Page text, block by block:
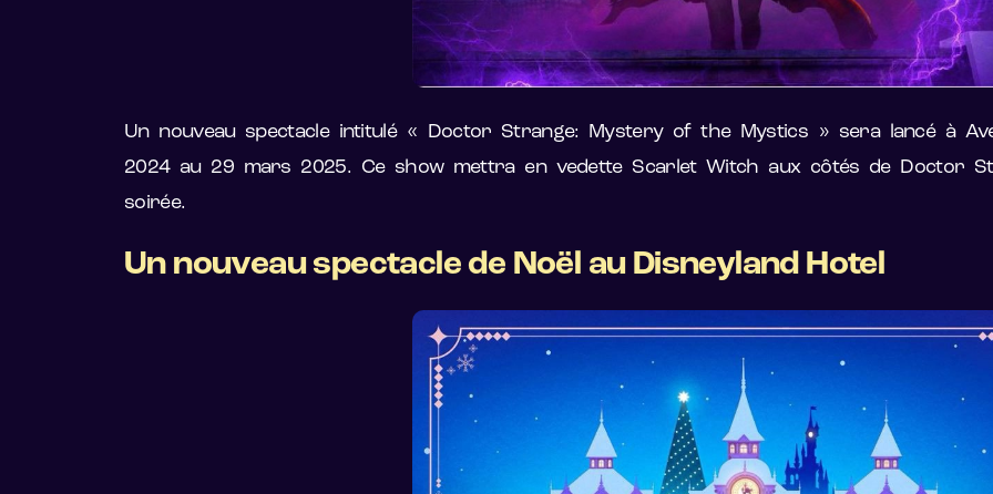
Un nouveau spectacle intitulé « Doctor Strange: Mystery of the Mystics » sera lancé à
2024 au 29 mars 2025. Ce show mettra en vedette Scarlet Witch aux côtés de Doctor
soirée.
Un nouveau spectacle de Noël au Disneyland Hotel